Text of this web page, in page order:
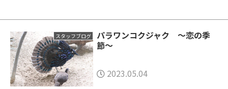
スタッフブログ
パラワンコクジャク ～恋の季
節～
2023.05.04